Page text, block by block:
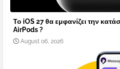
Το iOS 27 θα εμφανίζει την
AirPods ?
August 06, 2026